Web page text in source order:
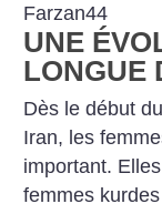
Farzan44
UNE
LONGUE
Dès le début
Iran, les
important.
femmes